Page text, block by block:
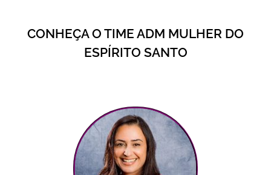
CONHEÇA O TIME ADM MULHER DO
ESPÍRITO SANTO